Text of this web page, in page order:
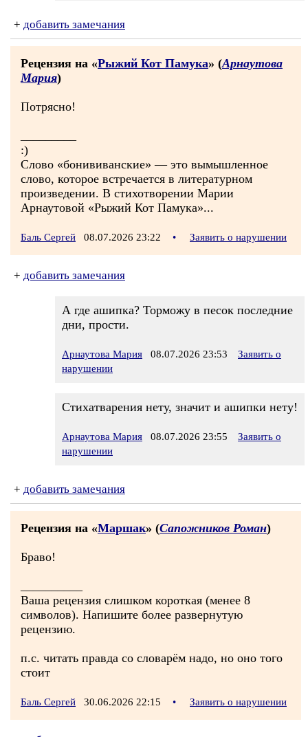
+ добавить замечания
Рецензия на «Рыжий Кот Памука» (Арнаутова
Мария)
Потрясно!
:)
Слово «бонививанские» — это вымышленное
слово, которое встречается в литературном
произведении. В стихотворении Марии
Арнаутовой «Рыжий Кот Памука»...
Баль Сергей 08.07.2026 23:22 • Заявить о нарушении
+ добавить замечания
А где ашипка? Торможу в песок последние
дни, прости.
Арнаутова Мария 08.07.2026 23:53
Заявить о
нарушении
Стихатварения нету, значит и ашипки нету!
Арнаутова Мария 08.07.2026 23:55
Заявить о
нарушении
+ добавить замечания
Рецензия на «Маршак» (Сапожников Роман)
Браво!
Ваша рецензия слишком короткая (менее 8
символов). Напишите более развернутую
рецензию.
п.с. читать правда со словарём надо, но оно того
стоит
Баль Сергей 30.06.2026 22:15 • Заявить о нарушении